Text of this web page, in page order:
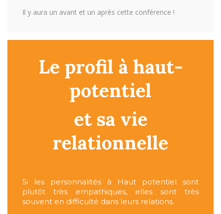
Il y aura un avant et un après cette conférence !
Le profil à haut-
potentiel
et sa vie
relationnelle
Si les personnalités à Haut potentiel sont
plutôt très empathiques, elles sont très
souvent en difficulté dans leurs relations.